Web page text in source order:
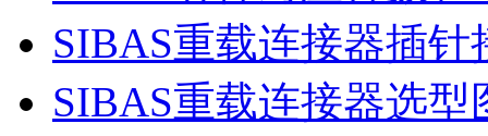
SIBAS重载连接器插
SIBAS重载连接器选型